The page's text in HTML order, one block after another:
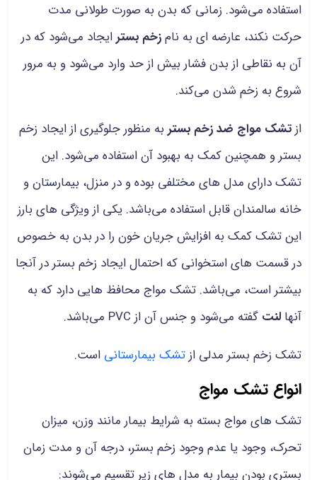
استفاده می‌شود. زمانی که بدن به صورت طولانی مدت
حرکت نکند، عارضه ای به نامزخم بسترایجاد می‌شود که در
آن به نقاطی از بدن فشار بیش از حد وارد می‌شود و به مرور
شروع به زخم شدن می‌کند.
ازتشک مواج ضد زخم بستر به منظور جلوگیری از ایجاد زخم
بستر و همچنین کمک به بهبود آن استفاده می‌شود. این
تشک دارای مدل های مختلفی بوده و در منزل، بیمارستان و
خانه سالمندان قابل استفاده می‌باشد. یکی از ویژگی های بارز
این تشک کمک به افزایش جریان خون را در بدن به خصوص
در قسمت های استخوانی که احتمال ایجاد زخم بستر در آنجا
بیشتر است، می‌باشد. تشک مواج محافظ هایی دارد که به
آنها لنت گفته می‌شود و جنس آن از PVC می‌باشد.
تشک زخم بستر مدلی ازتشک بیمارستانی است.
انواع تشک مواج
تشک های مواج بسته به شرایط بیمار مانند وزن، میزان
تحرک، وجود یا عدم وجود زخم بستر، درجه آن و مدت زمان
بستری بودن بیمار به مدل های زیر تقسیم می‌شوند: